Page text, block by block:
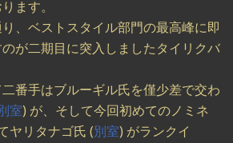
ます。
、ベストスタイル部門の最高峰に即
が二期目に突入しましたタイリクバ
番手はブルーギル氏を僅少差で交わ
室) が、そして今回初めてのノミネ
ヤリタナゴ氏 (別室) がランクイ